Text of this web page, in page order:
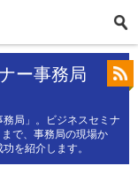
ー事務局
局」。ビジネスセミナ
で、事務局の現場か
を紹介します。